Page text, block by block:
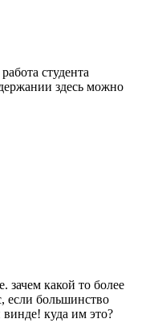
студента
здесь можно
зачем какой то более
если большинство
куда им это?